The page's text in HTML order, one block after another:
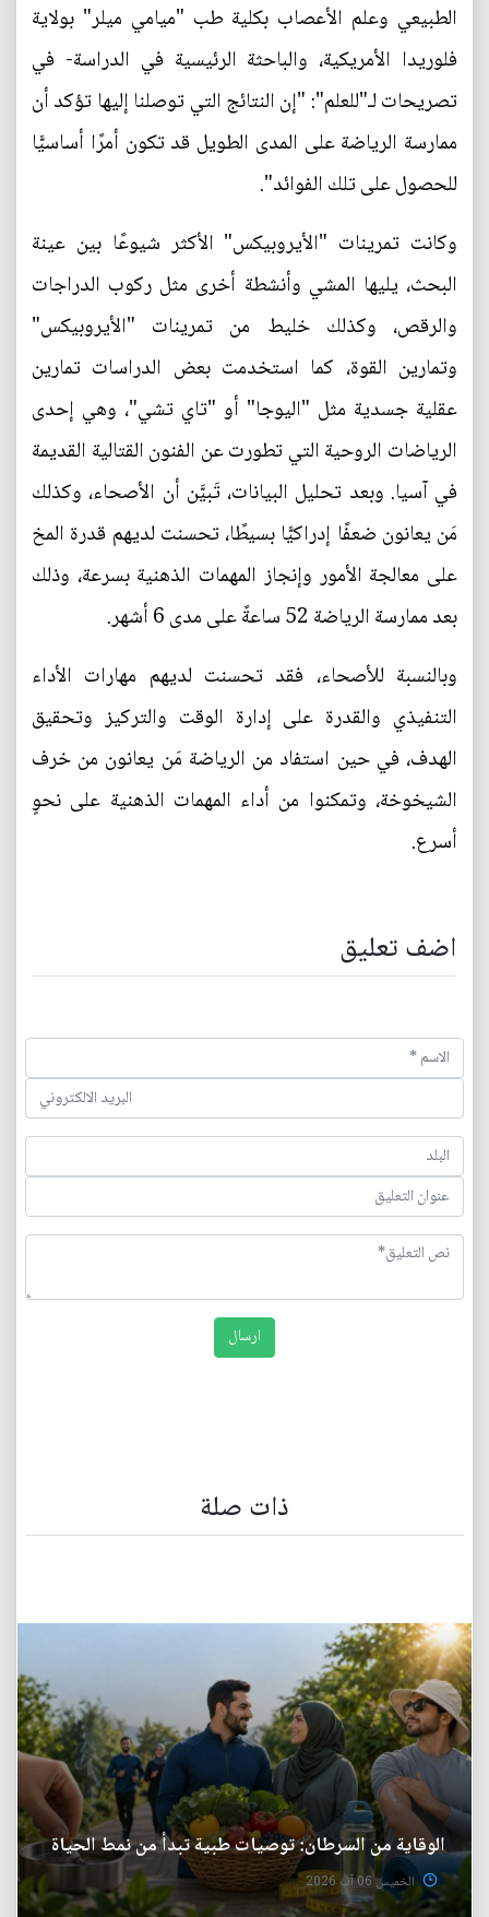
الطبيعي وعلم الأعصاب بكلية طب "ميامي ميلر" بولاية
فلوريدا الأمريكية، والباحثة الرئيسية في الدراسة- في
تصريحات لـ"للعلم": "إن النتائج التي توصلنا إليها تؤكد أن
ممارسة الرياضة على المدى الطويل قد تكون أمرًا أساسيًّا
للحصول على تلك الفوائد".
وكانت تمرينات "الأيروبيكس" الأكثر شيوعًا بين عينة
البحث، يليها المشي وأنشطة أخرى مثل ركوب الدراجات
والرقص، وكذلك خليط من تمرينات "الأيروبيكس"
وتمارين القوة، كما استخدمت بعض الدراسات تمارين
عقلية جسدية مثل "اليوجا" أو "تاي تشي"، وهي إحدى
الرياضات الروحية التي تطورت عن الفنون القتالية القديمة
في آسيا. وبعد تحليل البيانات، تَبيَّن أن الأصحاء، وكذلك
مَن يعانون ضعفًا إدراكيًّا بسيطًا، تحسنت لديهم قدرة المخ
على معالجة الأمور وإنجاز المهمات الذهنية بسرعة، وذلك
بعد ممارسة الرياضة 52 ساعةً على مدى 6 أشهر.
وبالنسبة للأصحاء، فقد تحسنت لديهم مهارات الأداء
التنفيذي والقدرة على إدارة الوقت والتركيز وتحقيق
الهدف، في حين استفاد من الرياضة مَن يعانون من خرف
الشيخوخة، وتمكنوا من أداء المهمات الذهنية على نحوٍ
أسرع.
اضف تعليق
ذات صلة
الوقاية من السرطان: توصيات طبية تبدأ من نمط الحياة
الخميس 06 آب 2026